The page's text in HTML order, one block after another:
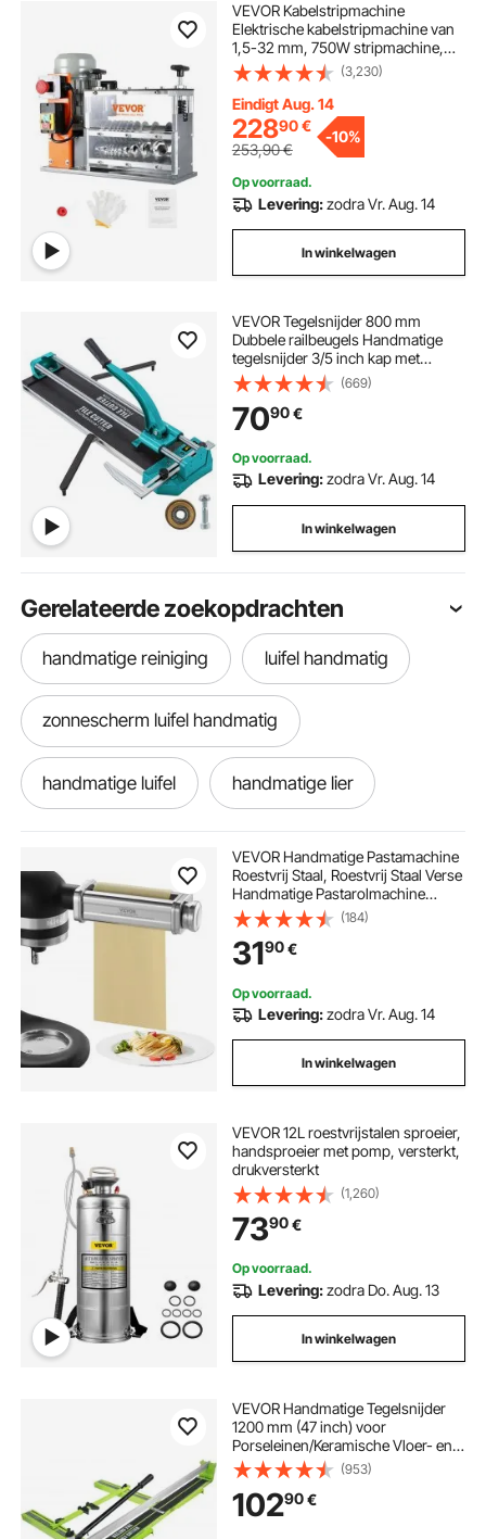
VEVOR Kabelstripmachine
Elektrische kabelstripmachine van
1,5-32 mm, 750W stripmachine,
snelheid van 30 m per minuut,
draadstripper, veerstalen mes van
65 Mn, ideaal voor het strippen van
koperdraad
(3,230)
Eindigt Aug. 14
22890€
253,90€
-10%
Op voorraad.
Levering:zodra Vr. Aug. 14
In winkelwagen
VEVOR Tegelsnijder 800 mm
Dubbele railbeugels Handmatige
tegelsnijder 3/5 inch kap met
precisielaser Handmatige
tegelsnijder Gereedschap
(669)
7090€
Op voorraad.
Levering:zodra Vr. Aug. 14
In winkelwagen
Gerelateerde zoekopdrachten
handmatige reiniging luifel handmatig
zonnescherm luifel handmatig
handmatige luifel handmatige lier
handmatige boor handmatig tapijt reinigen
handmatige intrekbare luifel
handmatig intrekbare luifel
groente snijmachine handmatig
VEVOR Handmatige Pastamachine
Roestvrij Staal, Roestvrij Staal Verse
Handmatige Pastarolmachine
Verstelbare Italiaanse Platte
Deegmachine Pastamachine
Pastamachine voor Spaghetti,
Lasagne, Tagliatelle
(184)
3190€
Op voorraad.
Levering:zodra Vr. Aug. 14
In winkelwagen
VEVOR 12L roestvrijstalen sproeier,
handsproeier met pomp, versterkt,
drukversterkt
(1,260)
7390€
Op voorraad.
Levering:zodra Do. Aug. 13
In winkelwagen
VEVOR Handmatige Tegelsnijder
1200 mm (47 inch) voor
Porseleinen/Keramische Vloer- en
Wandtegels – Incl. Lasergeleider &
Extra Snijwiel
(953)
10290€